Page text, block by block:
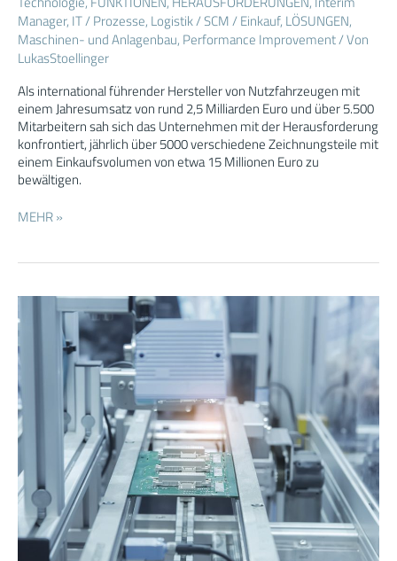
Manager, IT / Prozesse, Logistik / SCM / Einkauf, LÖSUNGEN,
Maschinen- und Anlagenbau, Performance Improvement/ Von
LukasStoellinger
Als international führender Hersteller von Nutzfahrzeugen mit
einem Jahresumsatz von rund 2,5 Milliarden Euro und über 5.500
Mitarbeitern sah sich das Unternehmen mit der Herausforderung
konfrontiert, jährlich über 5000 verschiedene Zeichnungsteile mit
einem Einkaufsvolumen von etwa 15 Millionen Euro zu
bewältigen.
Hilfe
von
KI-
Tools
MEHR »